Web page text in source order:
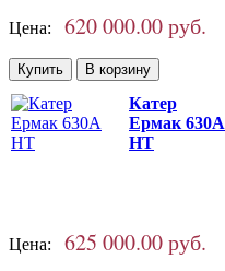
Цена: 620 000.00 руб.
Катер
Ермак 630A
НТ
Цена: 625 000.00 руб.